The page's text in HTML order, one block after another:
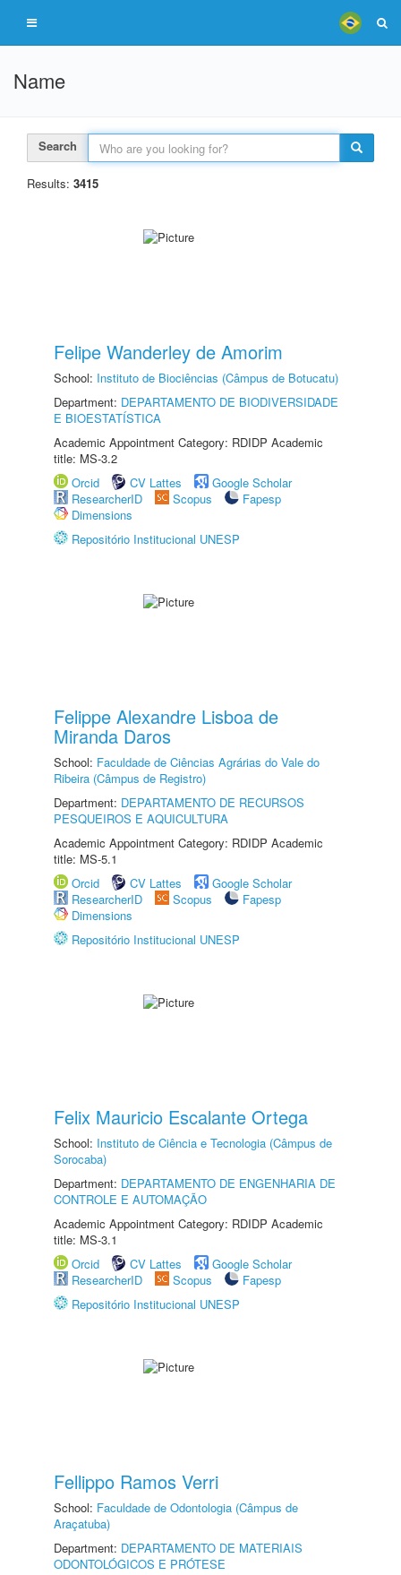
Name
Search
Results: 3415
Felipe Wanderley de Amorim
School: Instituto de Biociências (Câmpus de Botucatu)
Department: DEPARTAMENTO DE BIODIVERSIDADE
E BIOESTATÍSTICA
Academic Appointment Category: RDIDP Academic
title: MS-3.2
Orcid
CV Lattes
Google Scholar
ResearcherID
Scopus
Fapesp
Dimensions
Repositório Institucional UNESP
Felippe Alexandre Lisboa de
Miranda Daros
School: Faculdade de Ciências Agrárias do Vale do
Ribeira (Câmpus de Registro)
Department: DEPARTAMENTO DE RECURSOS
PESQUEIROS E AQUICULTURA
Academic Appointment Category: RDIDP Academic
title: MS-5.1
Orcid
CV Lattes
Google Scholar
ResearcherID
Scopus
Fapesp
Dimensions
Repositório Institucional UNESP
Felix Mauricio Escalante Ortega
School: Instituto de Ciência e Tecnologia (Câmpus de
Sorocaba)
Department: DEPARTAMENTO DE ENGENHARIA DE
CONTROLE E AUTOMAÇÃO
Academic Appointment Category: RDIDP Academic
title: MS-3.1
Orcid
CV Lattes
Google Scholar
ResearcherID
Scopus
Fapesp
Repositório Institucional UNESP
Fellippo Ramos Verri
School: Faculdade de Odontologia (Câmpus de
Araçatuba)
Department: DEPARTAMENTO DE MATERIAIS
ODONTOLÓGICOS E PRÓTESE